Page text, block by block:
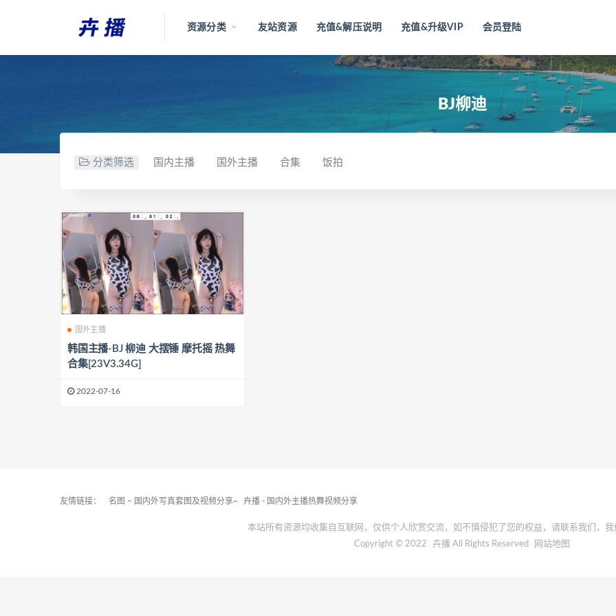
资源分类 友站资源 充值&解压说明 充值&升级VIP 会员登陆
BJ柳迪
分类筛选 国内主播 国外主播 合集 饭拍
国外主播
韩国主播-BJ 柳迪 大摆锤 摩托摇 热舞
合集[23V3.34G]
2022-07-16
友情链接： 名图 – 国内外写真套图及视频分享~ 卉播 - 国内外主播热舞视频分享
本站所有资源均收集自互联网，仅供个人欣赏交流，如不慎侵犯了您的权益，请联系我们，我
Copyright © 2022
卉播 All Rights Reserved 网站地图